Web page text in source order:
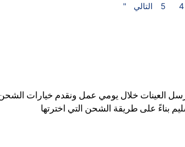
4
5
العينات خلال يومي عمل ونقدم خيارات